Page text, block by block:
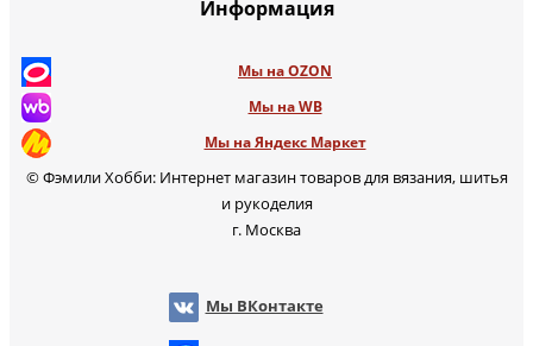
Информация
Мы на OZON
Мы на WB
Мы на Яндекс Маркет
© Фэмили Хобби: Интернет магазин товаров для вязания, шитья
и рукоделия
г. Москва
Мы ВКонтакте